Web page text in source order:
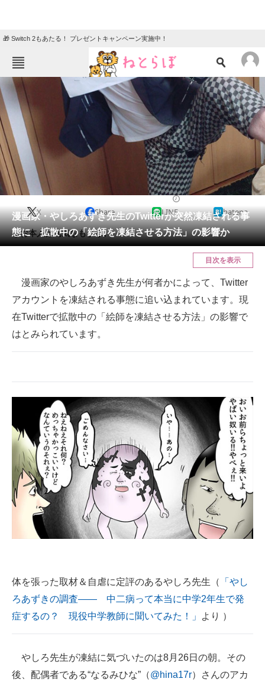
🎁 Switch 2もあたる！ プレゼントキャンペーン実施中！
ねとらぼメニュー
TOP ニュース
エンタメ クイズ
グルメ 地域
住まい 教育・育児
動物 リサーチ
会員記事
メディア
ITの今と未来を見通す
スマホと通信の最新トレンド
進化するPCとデバイスの未来
AI活用のいまが分かる
企業ITのトレンドを詳説
経営リーダーのコミュニティ
マーケ×ITの今がよく分かる
ITエンジニア向け専門サイト
製造業のIT導入・活用を支援
モノづくり技術者専門サイト
電子設計の基本と応用
漫画家・やしろあずき先生のTwitterが突然凍結される事
態に 拡散中の「絵師を凍結させる方法」の影響か
X Share LINE hatena
なお本人は元気なもよう。
目次を表示
漫画家のやしろあずき先生が何者かによって、Twitter
アカウントを凍結される事態に追い込まれています。現
在Twitterで拡散中の「絵師を凍結させる方法」の影響で
はとみられています。
体を張った取材＆自虐に定評のあるやしろ先生（
「やし
ろあずきの調査―― 中二病って本当に中学2年生で発
症するの？ 現役中学教師に聞いてみた！」
より ）
やしろ先生が凍結に気づいたのは8月26日の朝。その
後、配偶者である“なるみひな”（@hina17r）さんのアカ